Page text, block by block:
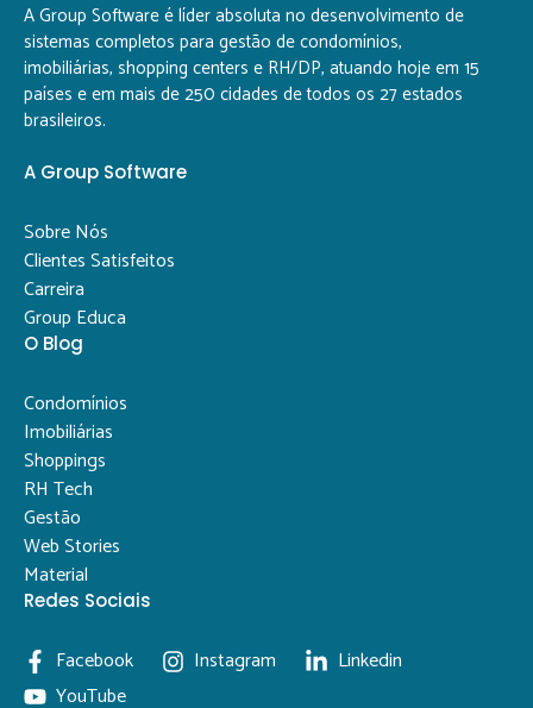
A Group Software é líder absoluta no desenvolvimento de
sistemas completos para gestão de condomínios,
imobiliárias, shopping centers e RH/DP, atuando hoje em 15
países e em mais de 250 cidades de todos os 27 estados
brasileiros.
A Group Software
Sobre Nós
Clientes Satisfeitos
Carreira
Group Educa
O Blog
Condomínios
Imobiliárias
Shoppings
RH Tech
Gestão
Web Stories
Material
Redes Sociais
Facebook Instagram
Linkedin
YouTube